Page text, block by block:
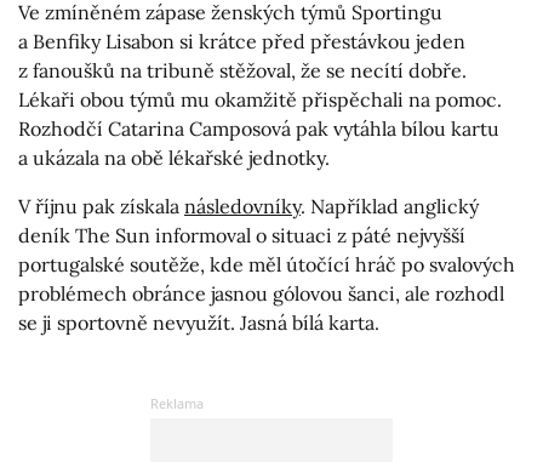
Ve zmíněném zápase ženských týmů Sportingu
a Benfiky Lisabon si krátce před přestávkou jeden
z fanoušků na tribuně stěžoval, že se necítí dobře.
Lékaři obou týmů mu okamžitě přispěchali na pomoc.
Rozhodčí Catarina Camposová pak vytáhla bílou kartu
a ukázala na obě lékařské jednotky.
V říjnu pak získala následovníky. Například anglický
deník The Sun informoval o situaci z páté nejvyšší
portugalské soutěže, kde měl útočící hráč po svalových
problémech obránce jasnou gólovou šanci, ale rozhodl
se ji sportovně nevyužít. Jasná bílá karta.